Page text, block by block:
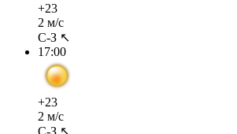
+23
2 м/с
С-З ↖
17:00
+23
2 м/с